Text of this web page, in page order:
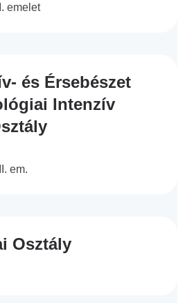
emelet
és Érsebészet
Intenzív
em.
Osztály